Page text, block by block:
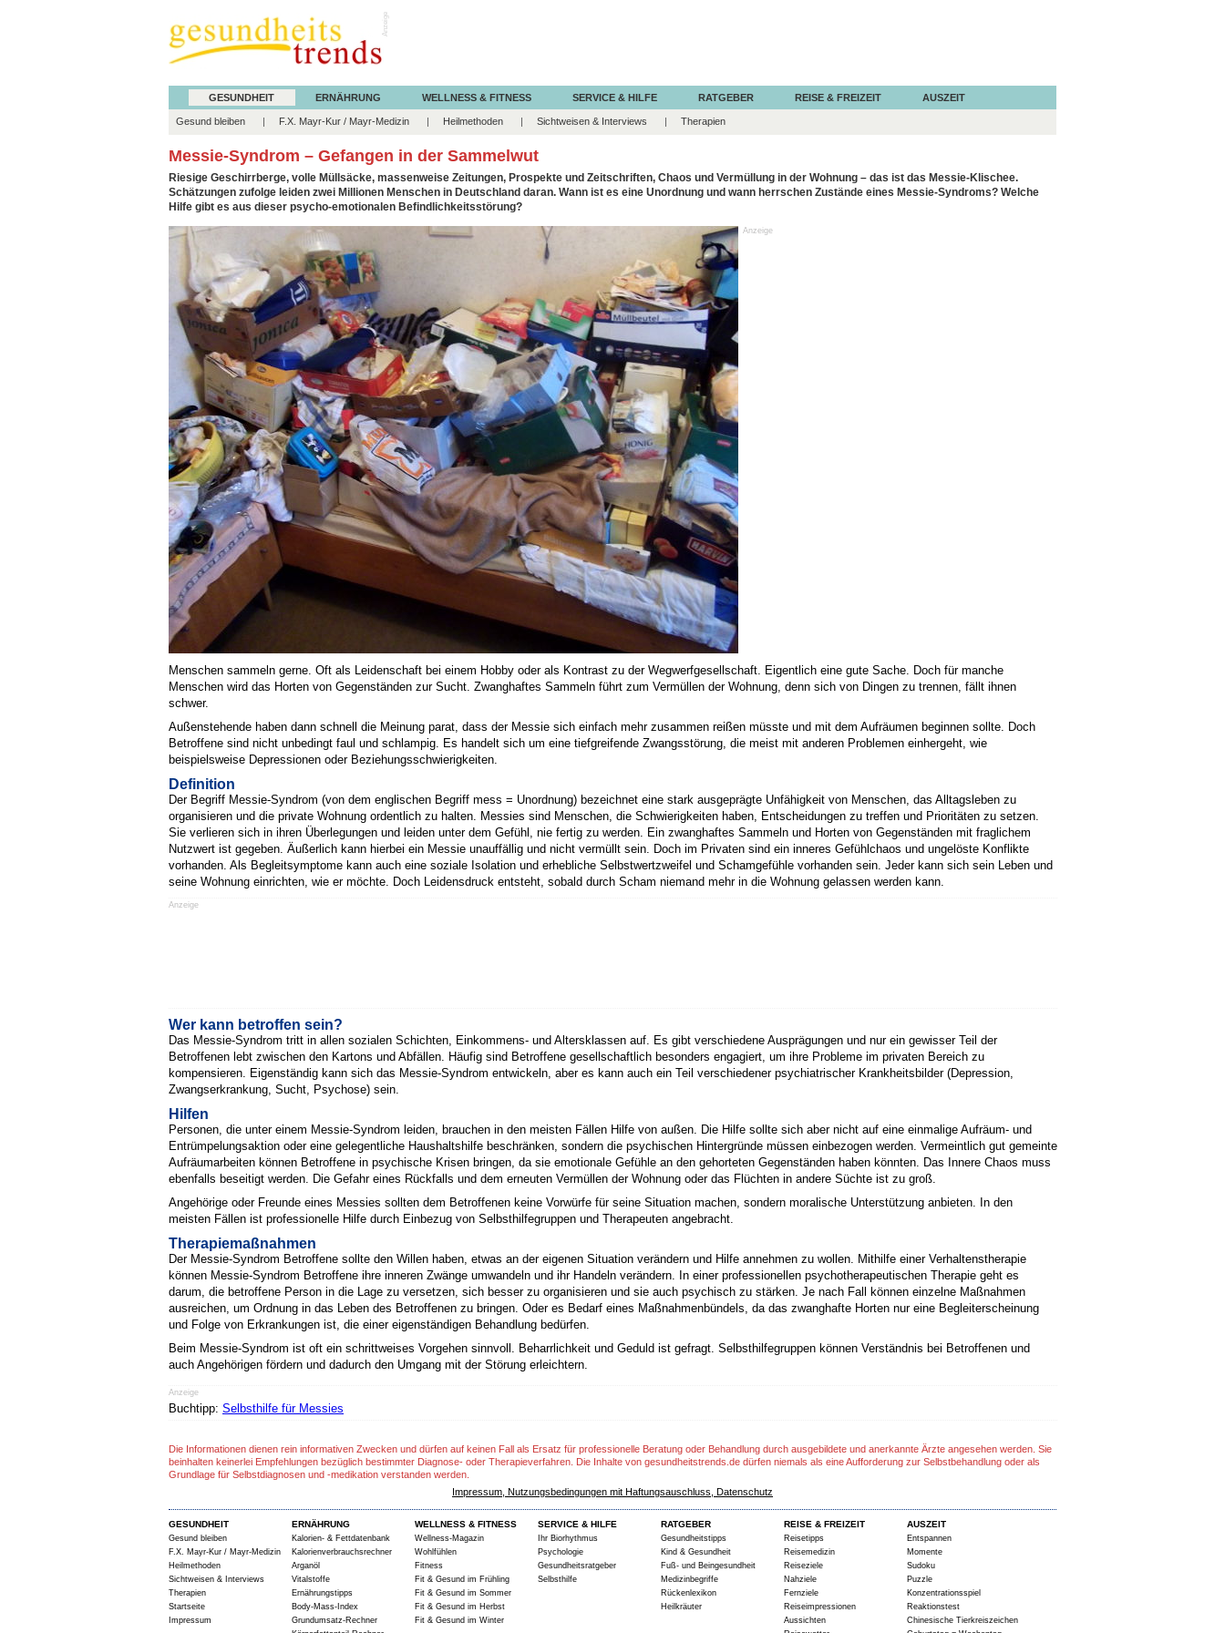
Anzeige
GESUNDHEIT ERNÄHRUNG WELLNESS & FITNESS SERVICE & HILFE RATGEBER REISE & FREIZEIT AUSZEIT
Gesund bleiben F.X. Mayr-Kur / Mayr-Medizin Heilmethoden Sichtweisen & Interviews Therapien
Messie-Syndrom – Gefangen in der Sammelwut
Riesige Geschirrberge, volle Müllsäcke, massenweise Zeitungen, Prospekte und Zeitschriften, Chaos und Vermüllung in der Wohnung – das ist das Messie-Klischee.
Schätzungen zufolge leiden zwei Millionen Menschen in Deutschland daran. Wann ist es eine Unordnung und wann herrschen Zustände eines Messie-Syndroms? Welche
Hilfe gibt es aus dieser psycho-emotionalen Befindlichkeitsstörung?
Anzeige
Menschen sammeln gerne. Oft als Leidenschaft bei einem Hobby oder als Kontrast zu der Wegwerfgesellschaft. Eigentlich eine gute Sache. Doch für manche
Menschen wird das Horten von Gegenständen zur Sucht. Zwanghaftes Sammeln führt zum Vermüllen der Wohnung, denn sich von Dingen zu trennen, fällt ihnen
schwer.
Außenstehende haben dann schnell die Meinung parat, dass der Messie sich einfach mehr zusammen reißen müsste und mit dem Aufräumen beginnen sollte. Doch
Betroffene sind nicht unbedingt faul und schlampig. Es handelt sich um eine tiefgreifende Zwangsstörung, die meist mit anderen Problemen einhergeht, wie
beispielsweise Depressionen oder Beziehungsschwierigkeiten.
Definition
Der Begriff Messie-Syndrom (von dem englischen Begriff mess = Unordnung) bezeichnet eine stark ausgeprägte Unfähigkeit von Menschen, das Alltagsleben zu
organisieren und die private Wohnung ordentlich zu halten. Messies sind Menschen, die Schwierigkeiten haben, Entscheidungen zu treffen und Prioritäten zu setzen.
Sie verlieren sich in ihren Überlegungen und leiden unter dem Gefühl, nie fertig zu werden. Ein zwanghaftes Sammeln und Horten von Gegenständen mit fraglichem
Nutzwert ist gegeben. Äußerlich kann hierbei ein Messie unauffällig und nicht vermüllt sein. Doch im Privaten sind ein inneres Gefühlchaos und ungelöste Konflikte
vorhanden. Als Begleitsymptome kann auch eine soziale Isolation und erhebliche Selbstwertzweifel und Schamgefühle vorhanden sein. Jeder kann sich sein Leben und
seine Wohnung einrichten, wie er möchte. Doch Leidensdruck entsteht, sobald durch Scham niemand mehr in die Wohnung gelassen werden kann.
Anzeige
Wer kann betroffen sein?
Das Messie-Syndrom tritt in allen sozialen Schichten, Einkommens- und Altersklassen auf. Es gibt verschiedene Ausprägungen und nur ein gewisser Teil der
Betroffenen lebt zwischen den Kartons und Abfällen. Häufig sind Betroffene gesellschaftlich besonders engagiert, um ihre Probleme im privaten Bereich zu
kompensieren. Eigenständig kann sich das Messie-Syndrom entwickeln, aber es kann auch ein Teil verschiedener psychiatrischer Krankheitsbilder (Depression,
Zwangserkrankung, Sucht, Psychose) sein.
Hilfen
Personen, die unter einem Messie-Syndrom leiden, brauchen in den meisten Fällen Hilfe von außen. Die Hilfe sollte sich aber nicht auf eine einmalige Aufräum- und
Entrümpelungsaktion oder eine gelegentliche Haushaltshilfe beschränken, sondern die psychischen Hintergründe müssen einbezogen werden. Vermeintlich gut gemeinte
Aufräumarbeiten können Betroffene in psychische Krisen bringen, da sie emotionale Gefühle an den gehorteten Gegenständen haben könnten. Das Innere Chaos muss
ebenfalls beseitigt werden. Die Gefahr eines Rückfalls und dem erneuten Vermüllen der Wohnung oder das Flüchten in andere Süchte ist zu groß.
Angehörige oder Freunde eines Messies sollten dem Betroffenen keine Vorwürfe für seine Situation machen, sondern moralische Unterstützung anbieten. In den
meisten Fällen ist professionelle Hilfe durch Einbezug von Selbsthilfegruppen und Therapeuten angebracht.
Therapiemaßnahmen
Der Messie-Syndrom Betroffene sollte den Willen haben, etwas an der eigenen Situation verändern und Hilfe annehmen zu wollen. Mithilfe einer Verhaltenstherapie
können Messie-Syndrom Betroffene ihre inneren Zwänge umwandeln und ihr Handeln verändern. In einer professionellen psychotherapeutischen Therapie geht es
darum, die betroffene Person in die Lage zu versetzen, sich besser zu organisieren und sie auch psychisch zu stärken. Je nach Fall können einzelne Maßnahmen
ausreichen, um Ordnung in das Leben des Betroffenen zu bringen. Oder es Bedarf eines Maßnahmenbündels, da das zwanghafte Horten nur eine Begleiterscheinung
und Folge von Erkrankungen ist, die einer eigenständigen Behandlung bedürfen.
Beim Messie-Syndrom ist oft ein schrittweises Vorgehen sinnvoll. Beharrlichkeit und Geduld ist gefragt. Selbsthilfegruppen können Verständnis bei Betroffenen und
auch Angehörigen fördern und dadurch den Umgang mit der Störung erleichtern.
Anzeige
Buchtipp: Selbsthilfe für Messies
Die Informationen dienen rein informativen Zwecken und dürfen auf keinen Fall als Ersatz für professionelle Beratung oder Behandlung durch ausgebildete und anerkannte Ärzte angesehen werden. Sie
beinhalten keinerlei Empfehlungen bezüglich bestimmter Diagnose- oder Therapieverfahren. Die Inhalte von gesundheitstrends.de dürfen niemals als eine Aufforderung zur Selbstbehandlung oder als
Grundlage für Selbstdiagnosen und -medikation verstanden werden.
Impressum, Nutzungsbedingungen mit Haftungsauschluss, Datenschutz
GESUNDHEIT
Gesund bleiben
F.X. Mayr-Kur / Mayr-Medizin
Heilmethoden
Sichtweisen & Interviews
Therapien
Startseite
Impressum
ERNÄHRUNG
Kalorien- & Fettdatenbank
Kalorienverbrauchsrechner
Arganöl
Vitalstoffe
Ernährungstipps
Body-Mass-Index
Grundumsatz-Rechner
WELLNESS & FITNESS
Wellness-Magazin
Wohlfühlen
Fitness
Fit & Gesund im Frühling
Fit & Gesund im Sommer
Fit & Gesund im Herbst
Fit & Gesund im Winter
SERVICE & HILFE
Ihr Biorhythmus
Psychologie
Gesundheitsratgeber
Selbsthilfe
RATGEBER
Gesundheitstipps
Kind & Gesundheit
Fuß- und Beingesundheit
Medizinbegriffe
Rückenlexikon
Heilkräuter
REISE & FREIZEIT
Reisetipps
Reisemedizin
Reiseziele
Nahziele
Fernziele
Reiseimpressionen
Aussichten
AUSZEIT
Entspannen
Momente
Sudoku
Puzzle
Konzentrationsspiel
Reaktionstest
Chinesische Tierkreiszeichen